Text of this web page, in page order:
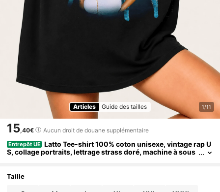
Articles Guide des tailles 1/11
15,40€ Aucun droit de douane supplémentaire
Entrepôt UE Latto Tee-shirt 100% coton unisexe, vintage rap U
S, collage portraits, lettrage strass doré, machine à sous
Taille